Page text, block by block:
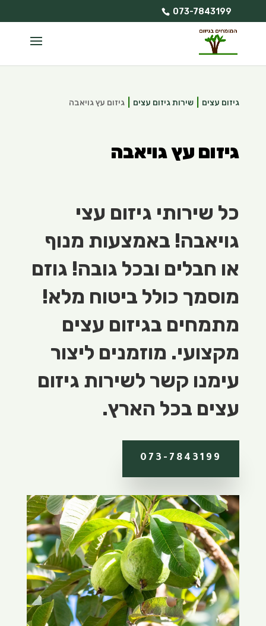
073-7843199
גיזום עצים שירות גיזום עצים גיזום עץ גויאבה
גיזום עץ גויאבה
כל שירותי גיזום עצי
גויאבה! באמצעות מנוף
או חבלים ובכל גובה! גוזם
מוסמך כולל ביטוח מלא!
מתמחים בגיזום עצים
מקצועי. מוזמנים ליצור
עימנו קשר לשירות גיזום
עצים בכל הארץ.
073-7843199